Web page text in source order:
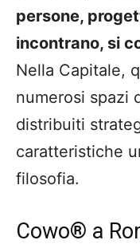
persone,
incontrano, si
Nella Capitale,
numerosi spazi
distribuiti
caratteristiche
filosofia.
Cowo® a